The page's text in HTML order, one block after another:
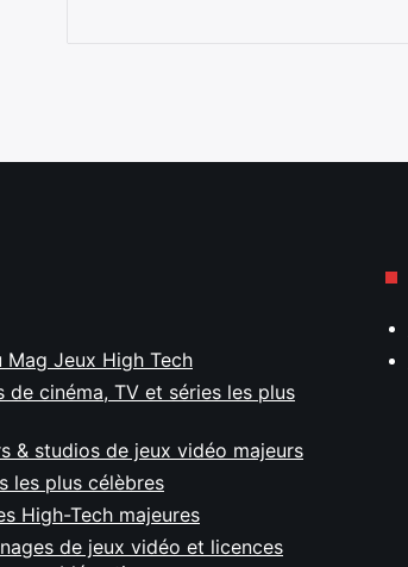
Mag Jeux High Tech
de cinéma, TV et séries les plus
& studios de jeux vidéo majeurs
les plus célèbres
High-Tech majeures
de jeux vidéo et licences